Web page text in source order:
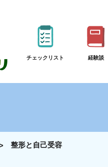
チェックリスト 経験談
整形と自己受容